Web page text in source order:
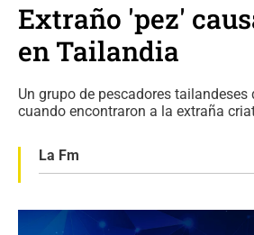
Extraño 'pez'
en Tailandia
Un grupo de pescadores
cuando encontraron a la extraña
La Fm